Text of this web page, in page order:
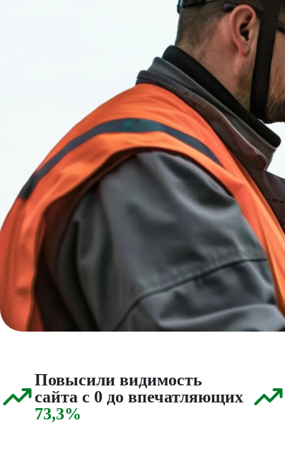
Повысили видимость
сайта с 0 до впечатляющих
73,3%